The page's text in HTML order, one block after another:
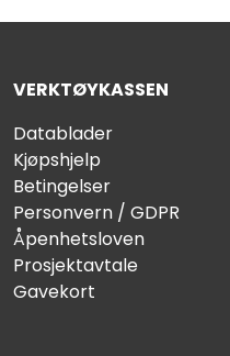
VERKTØYKASSEN
Datablader
Kjøpshjelp
Betingelser
Personvern / GDPR
Åpenhetsloven
Prosjektavtale
Gavekort